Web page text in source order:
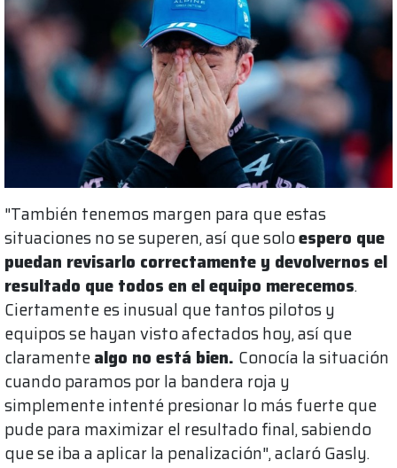
"También tenemos margen para que estas
situaciones no se superen, así que soloespero que
puedan revisarlo correctamente y devolvernos el
resultado que todos en el equipo merecemos.
Ciertamente es inusual que tantos pilotos y
equipos se hayan visto afectados hoy, así que
claramentealgo no está bien. Conocía la situación
cuando paramos por la bandera roja y
simplemente intenté presionar lo más fuerte que
pude para maximizar el resultado final, sabiendo
que se iba a aplicar la penalización", aclaró Gasly.